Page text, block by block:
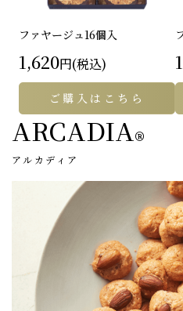
ファヤージュ16個入
1,620円(税込)
ご購入はこちら
ARCADIA®
アルカディア